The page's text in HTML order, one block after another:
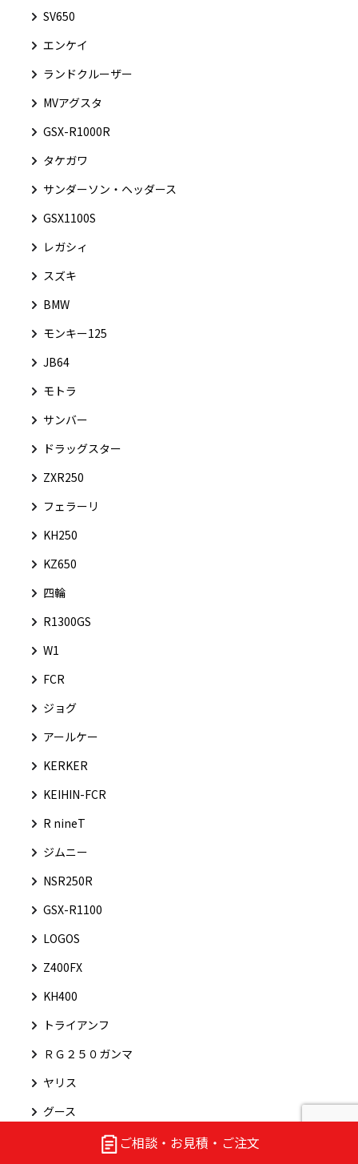
ご相談・お見積・ご注文
SV650
エンケイ
ランドクルーザー
MVアグスタ
GSX-R1000R
タケガワ
サンダーソン・ヘッダース
GSX1100S
レガシィ
スズキ
BMW
モンキー125
JB64
モトラ
サンバー
ドラッグスター
ZXR250
フェラーリ
KH250
KZ650
四輪
R1300GS
W1
FCR
ジョグ
アールケー
KERKER
KEIHIN-FCR
R nineT
ジムニー
NSR250R
GSX-R1100
LOGOS
Z400FX
KH400
トライアンフ
ＲＧ２５０ガンマ
ヤリス
グース